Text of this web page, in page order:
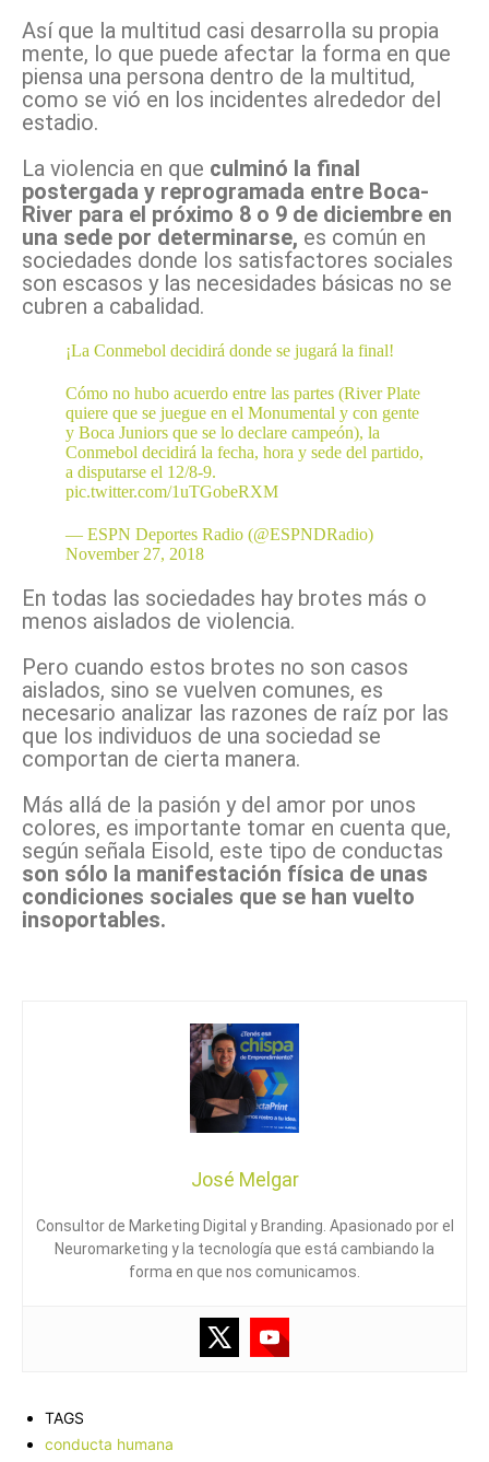
Así que la multitud casi desarrolla su propia
mente, lo que puede afectar la forma en que
piensa una persona dentro de la multitud,
como se vió en los incidentes alrededor del
estadio.
La violencia en que culminó la final
postergada y reprogramada entre Boca-
River para el próximo 8 o 9 de diciembre en
una sede por determinarse, es común en
sociedades donde los satisfactores sociales
son escasos y las necesidades básicas no se
cubren a cabalidad.
¡La Conmebol decidirá donde se jugará la final!
Cómo no hubo acuerdo entre las partes (River Plate
quiere que se juegue en el Monumental y con gente
y Boca Juniors que se lo declare campeón), la
Conmebol decidirá la fecha, hora y sede del partido,
a disputarse el 12/8-9.
pic.twitter.com/1uTGobeRXM
— ESPN Deportes Radio (@ESPNDRadio)
November 27, 2018
En todas las sociedades hay brotes más o
menos aislados de violencia.
Pero cuando estos brotes no son casos
aislados, sino se vuelven comunes, es
necesario analizar las razones de raíz por las
que los individuos de una sociedad se
comportan de cierta manera.
Más allá de la pasión y del amor por unos
colores, es importante tomar en cuenta que,
según señala Eisold, este tipo de conductas
son sólo la manifestación física de unas
condiciones sociales que se han vuelto
insoportables.
José Melgar
Consultor de Marketing Digital y Branding. Apasionado por el
Neuromarketing y la tecnología que está cambiando la
forma en que nos comunicamos.
TAGS
conducta humana